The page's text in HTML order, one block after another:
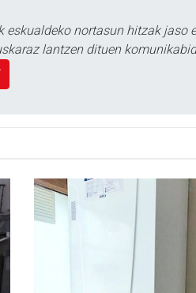
eskualdeko nortasun hitzak jaso
lantzen dituen